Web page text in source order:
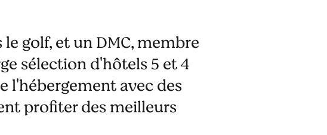
golf, et un DMC, membre
sélection d'hôtels 5 et 4
l'hébergement avec des
profiter des meilleurs